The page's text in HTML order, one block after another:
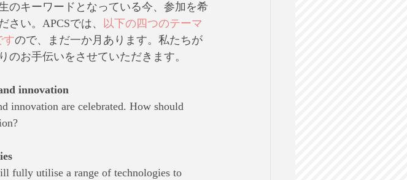
のキーワードとなっている今、参加を希
い。APCSでは、
以下の四つのテーマ
すので、まだ一か月あります。私たちが
お手伝いをさせていただきます。
innovation
innovation are celebrated. How should
fully utilise a range of technologies to